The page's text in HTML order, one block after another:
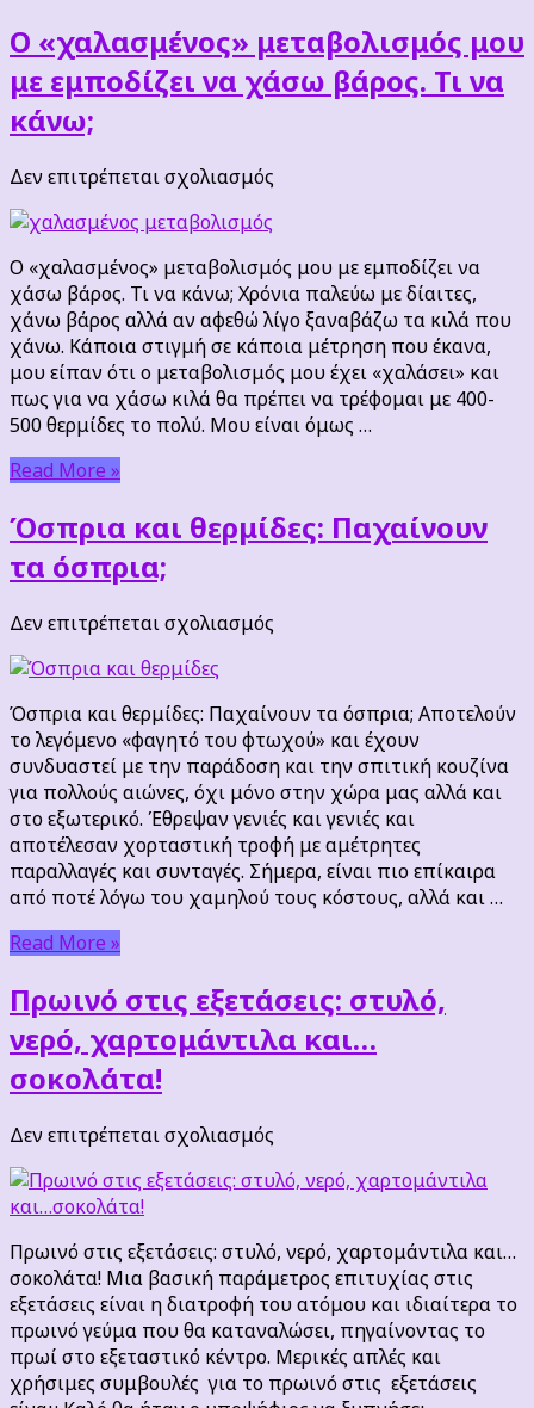
χρόνο
βρασμού
του
Ο «χαλασμένος» μεταβολισμός μου
με εμποδίζει να χάσω βάρος. Τι να
κάνω;
Δεν επιτρέπεται σχολιασμός
μεταβολισμός
μου
με
εμποδίζει
να
χάσω
βάρος.
Τι
Ο «χαλασμένος» μεταβολισμός μου με εμποδίζει να
χάσω βάρος. Τι να κάνω; Χρόνια παλεύω με δίαιτες,
χάνω βάρος αλλά αν αφεθώ λίγο ξαναβάζω τα κιλά που
χάνω. Κάποια στιγμή σε κάποια μέτρηση που έκανα,
μου είπαν ότι ο μεταβολισμός μου έχει «χαλάσει» και
πως για να χάσω κιλά θα πρέπει να τρέφομαι με 400-
500 θερμίδες το πολύ. Μου είναι όμως …
Read More »
Όσπρια και θερμίδες: Παχαίνουν
τα όσπρια;
Δεν επιτρέπεται σχολιασμός
θερμίδες:
Παχαίνουν
τα
όσπρια;
Όσπρια και θερμίδες: Παχαίνουν τα όσπρια; Αποτελούν
το λεγόμενο «φαγητό του φτωχού» και έχουν
συνδυαστεί με την παράδοση και την σπιτική κουζίνα
για πολλούς αιώνες, όχι μόνο στην χώρα μας αλλά και
στο εξωτερικό. Έθρεψαν γενιές και γενιές και
αποτέλεσαν χορταστική τροφή με αμέτρητες
παραλλαγές και συνταγές. Σήμερα, είναι πιο επίκαιρα
από ποτέ λόγω του χαμηλού τους κόστους, αλλά και …
Read More »
Πρωινό στις εξετάσεις: στυλό,
νερό, χαρτομάντιλα και…
σοκολάτα!
Δεν επιτρέπεται σχολιασμός
στις
στυλό,
νερό,
χαρτομάντιλα
και…
σοκολάτα!
Πρωινό στις εξετάσεις: στυλό, νερό, χαρτομάντιλα και…
σοκολάτα! Μια βασική παράμετρος επιτυχίας στις
εξετάσεις είναι η διατροφή του ατόμου και ιδιαίτερα το
πρωινό γεύμα που θα καταναλώσει, πηγαίνοντας το
πρωί στο εξεταστικό κέντρο. Μερικές απλές και
χρήσιμες συμβουλές για το πρωινό στις εξετάσεις